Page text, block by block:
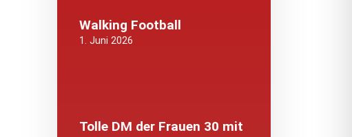
Walking Football
1. Juni 2026
Tolle DM der Frauen 30 mit